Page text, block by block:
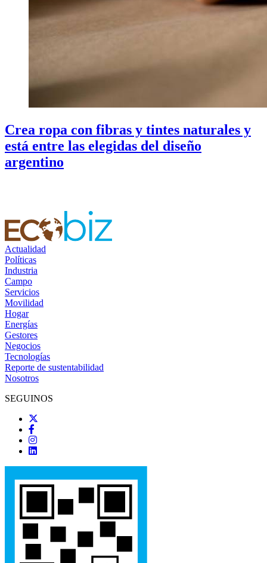
Crea ropa con fibras y tintes naturales y
está entre las elegidas del diseño
argentino
Actualidad
Políticas
Industria
Campo
Servicios
Movilidad
Hogar
Energías
Gestores
Negocios
Tecnologías
Reporte de sustentabilidad
Nosotros
SEGUINOS